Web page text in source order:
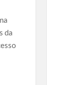
da